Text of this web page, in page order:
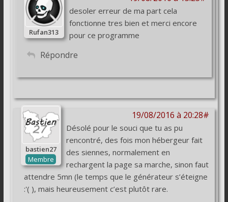
Rufan313
desoler erreur de ma part cela
fonctionne tres bien et merci encore
pour ce programme
Répondre
19/08/2016 à 20:28#
bastien27
Membre
Désolé pour le souci que tu as pu
rencontré, des fois mon hébergeur fait
des siennes, normalement en
rechargent la page sa marche, sinon faut
attendre 5mn (le temps que le générateur s’éteigne
:'( ), mais heureusement c’est plutôt rare.